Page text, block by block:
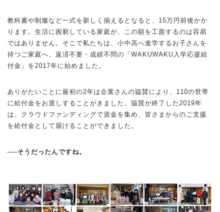
教科書や制服など一式を新しく揃えるとなると、15万円前後かか
ります。生活に困窮している家庭が、この額を工面するのは容易
ではありません。そこで私たちは、小中高へ進学するお子さんを
持つご家庭へ、返済不要・成績不問の「WAKUWAKU入学応援給
付金」を2017年に始めました。
ありがたいことに最初の2年は企業さんの協賛により、110の世帯
に給付金をお渡しすることがきました。協賛が終了した2019年
は、クラウドファンディングで資金を集め、皆さまからのご支援
を給付金として届けることができました。
──そうだったんですね。